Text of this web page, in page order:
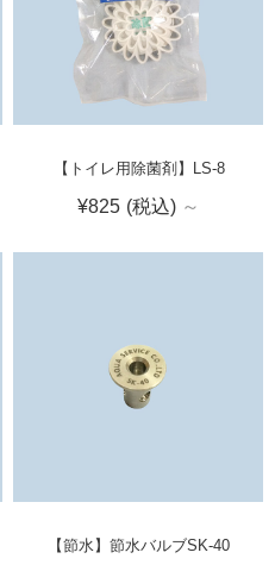
【トイレ用除菌剤】LS-8
¥825 (税込) ～
【節水】節水バルブSK-40